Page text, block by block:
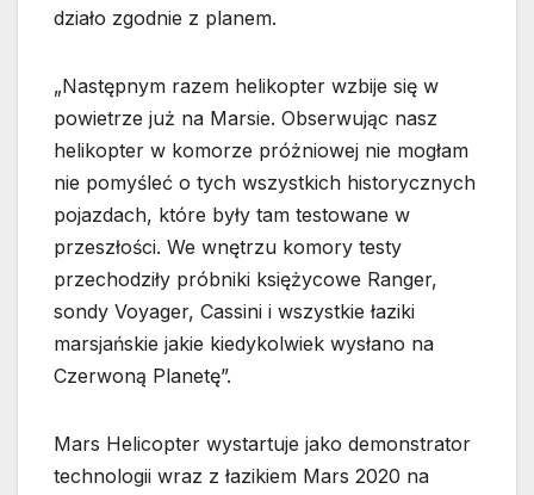
działo zgodnie z planem.
„Następnym razem helikopter wzbije się w
powietrze już na Marsie. Obserwując nasz
helikopter w komorze próżniowej nie mogłam
nie pomyśleć o tych wszystkich historycznych
pojazdach, które były tam testowane w
przeszłości. We wnętrzu komory testy
przechodziły próbniki księżycowe Ranger,
sondy Voyager, Cassini i wszystkie łaziki
marsjańskie jakie kiedykolwiek wysłano na
Czerwoną Planetę”.
Mars Helicopter wystartuje jako demonstrator
technologii wraz z łazikiem Mars 2020 na